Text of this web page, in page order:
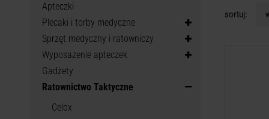
Apteczki
Plecaki i torby medyczne
Sprzęt medyczny i ratowniczy
Wyposażenie apteczek
Gadżety
Ratownictwo Taktyczne
Celox
sortuj: